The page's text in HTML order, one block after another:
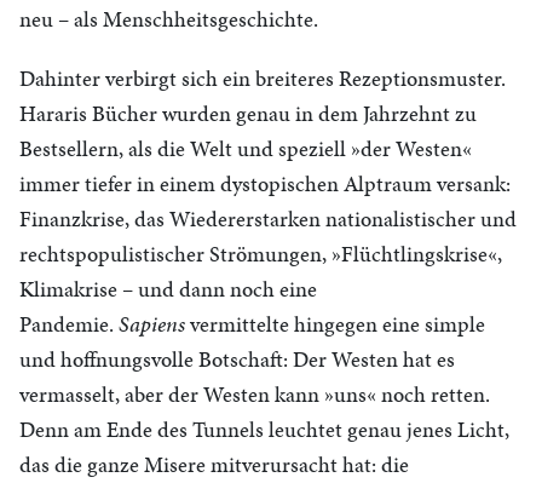
neu – als Menschheitsgeschichte.
Dahinter verbirgt sich ein breiteres Rezeptionsmuster.
Hararis Bücher wurden genau in dem Jahrzehnt zu
Bestsellern, als die Welt und speziell »der Westen«
immer tiefer in einem dystopischen Alptraum versank:
Finanzkrise, das Wiedererstarken nationalistischer und
rechtspopulistischer Strömungen, »Flüchtlingskrise«,
Klimakrise – und dann noch eine
Pandemie. Sapiensvermittelte hingegen eine simple
und hoffnungsvolle Botschaft: Der Westen hat es
vermasselt, aber der Westen kann »uns« noch retten.
Denn am Ende des Tunnels leuchtet genau jenes Licht,
das die ganze Misere mitverursacht hat: die